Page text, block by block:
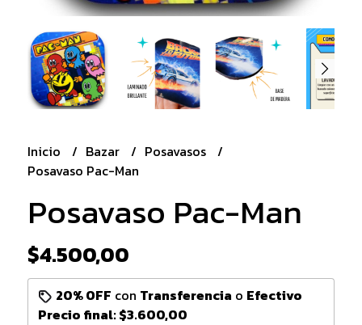
Inicio Bazar
Posavasos
Posavaso Pac-Man
Posavaso Pac-Man
$4.500,00
20% OFF con Transferencia o Efectivo
Precio final:$3.600,00